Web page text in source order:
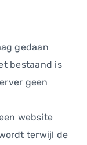
gedaan
bestaand is
geen
website
terwijl de